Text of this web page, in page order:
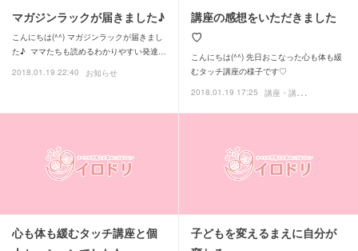
マガジンラックが届きました♪
こんにちは(^^) マガジンラックが届きまし
た♪ ママたちも読めるわかりやすい発達…
2018.01.19 22:40
お知らせ
講座の感想をいただきました
♡
こんにちは(^^) 先日おこなった心も体も緩
むタッチ講座の様子です♡
2018.01.19 17:25
講
座・講演・イベント
心も体も緩むタッチ講座と個
子どもを変えるまえに自分が